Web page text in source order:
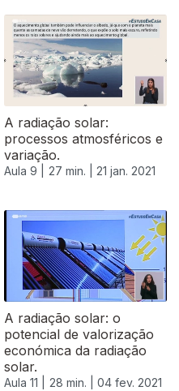
A radiação solar:
processos atmosféricos e
variação.
Aula 9 | 27 min. | 21 jan. 2021
A radiação solar: o
potencial de valorização
económica da radiação
solar.
Aula 11 | 28 min. | 04 fev. 2021